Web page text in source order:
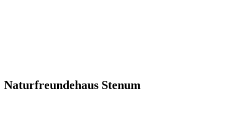
Naturfreundehaus Stenum